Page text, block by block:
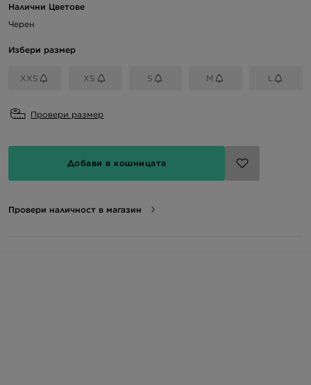
Налични Цветове
Черен
Избери размер
XXS XS S M L
Провери размер
Добави в кошницата
Провери наличност в магазин